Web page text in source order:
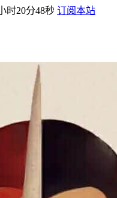
时20分48秒 订阅本站